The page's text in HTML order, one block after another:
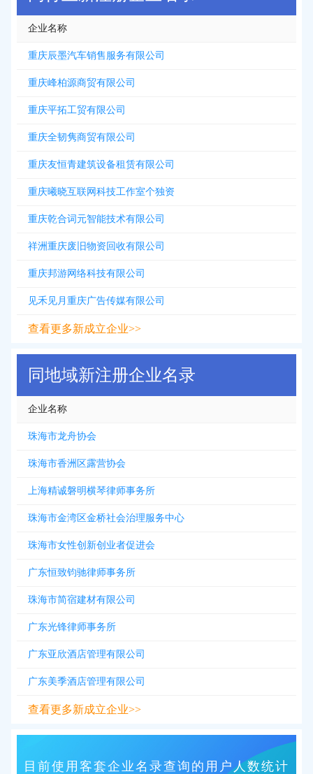
企业名称
重庆辰墨汽车销售服务有限公司
重庆峰柏源商贸有限公司
重庆平拓工贸有限公司
重庆全韧隽商贸有限公司
重庆友恒青建筑设备租赁有限公司
重庆曦晓互联网科技工作室个独资
重庆乾合词元智能技术有限公司
祥洲重庆废旧物资回收有限公司
重庆邦游网络科技有限公司
见禾见月重庆广告传媒有限公司
查看更多新成立企业>>
同地域新注册企业名录
企业名称
珠海市龙舟协会
珠海市香洲区露营协会
上海精诚磐明横琴律师事务所
珠海市金湾区金桥社会治理服务中心
珠海市女性创新创业者促进会
广东恒致钧驰律师事务所
珠海市简宿建材有限公司
广东光锋律师事务所
广东亚欣酒店管理有限公司
广东美季酒店管理有限公司
查看更多新成立企业>>
目前使用客套企业名录查询的用户人数统计